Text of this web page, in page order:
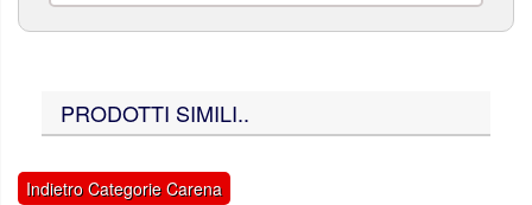
PRODOTTI SIMILI..
Indietro Categorie Carena